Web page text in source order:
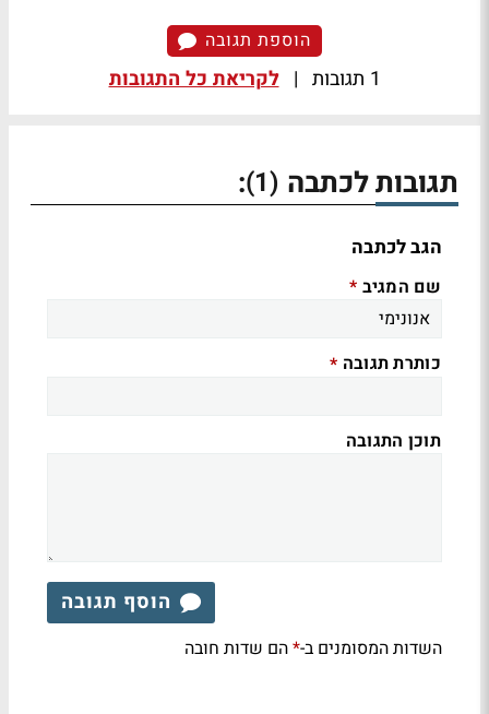
הוספת תגובה
1 תגובות | לקריאת כל התגובות
תגובות לכתבה (1)
:
הגב לכתבה
שם המגיב *
כותרת תגובה *
תוכן התגובה
הוסף תגובה
השדות המסומנים ב-*הם שדות חובה